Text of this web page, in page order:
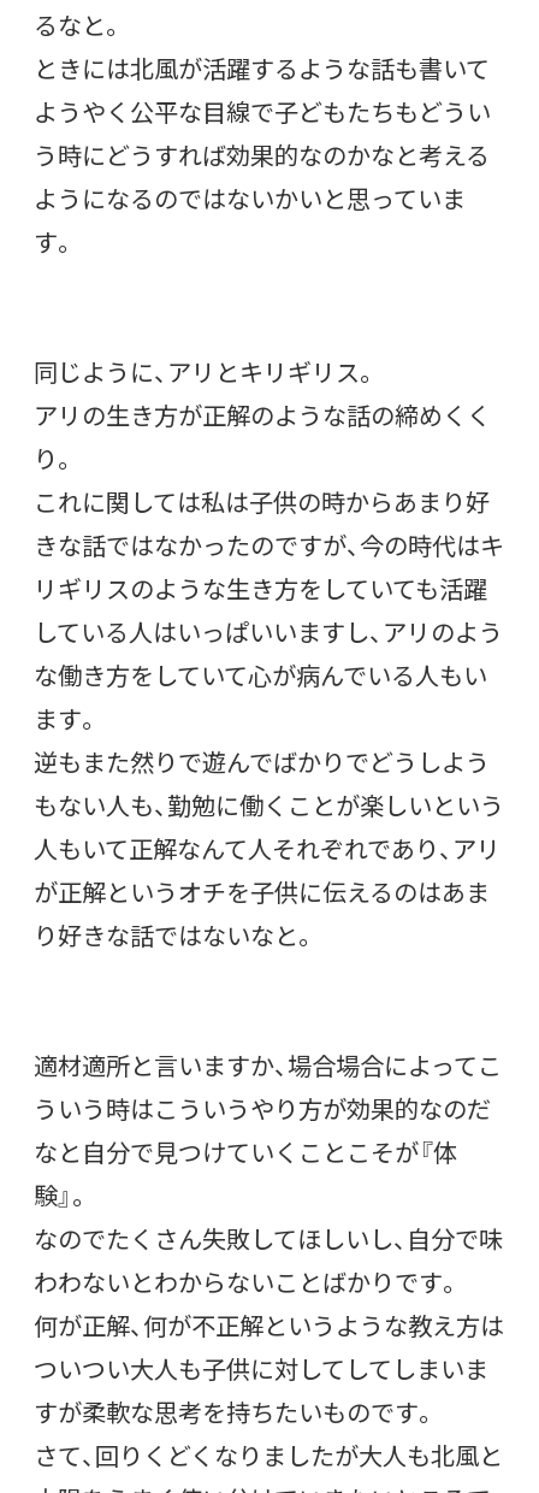
るなと。
ときには北風が活躍するような話も書いて
ようやく公平な目線で子どもたちもどうい
う時にどうすれば効果的なのかなと考える
ようになるのではないかいと思っていま
す。
同じように、アリとキリギリス。
アリの生き方が正解のような話の締めくく
り。
これに関しては私は子供の時からあまり好
きな話ではなかったのですが、今の時代はキ
リギリスのような生き方をしていても活躍
している人はいっぱいいますし、アリのよう
な働き方をしていて心が病んでいる人もい
ます。
逆もまた然りで遊んでばかりでどうしよう
もない人も、勤勉に働くことが楽しいという
人もいて正解なんて人それぞれであり、アリ
が正解というオチを子供に伝えるのはあま
り好きな話ではないなと。
適材適所と言いますか、場合場合によってこ
ういう時はこういうやり方が効果的なのだ
なと自分で見つけていくことこそが『体
験』。
なのでたくさん失敗してほしいし、自分で味
わわないとわからないことばかりです。
何が正解、何が不正解というような教え方は
ついつい大人も子供に対してしてしまいま
すが柔軟な思考を持ちたいものです。
さて、回りくどくなりましたが大人も北風と